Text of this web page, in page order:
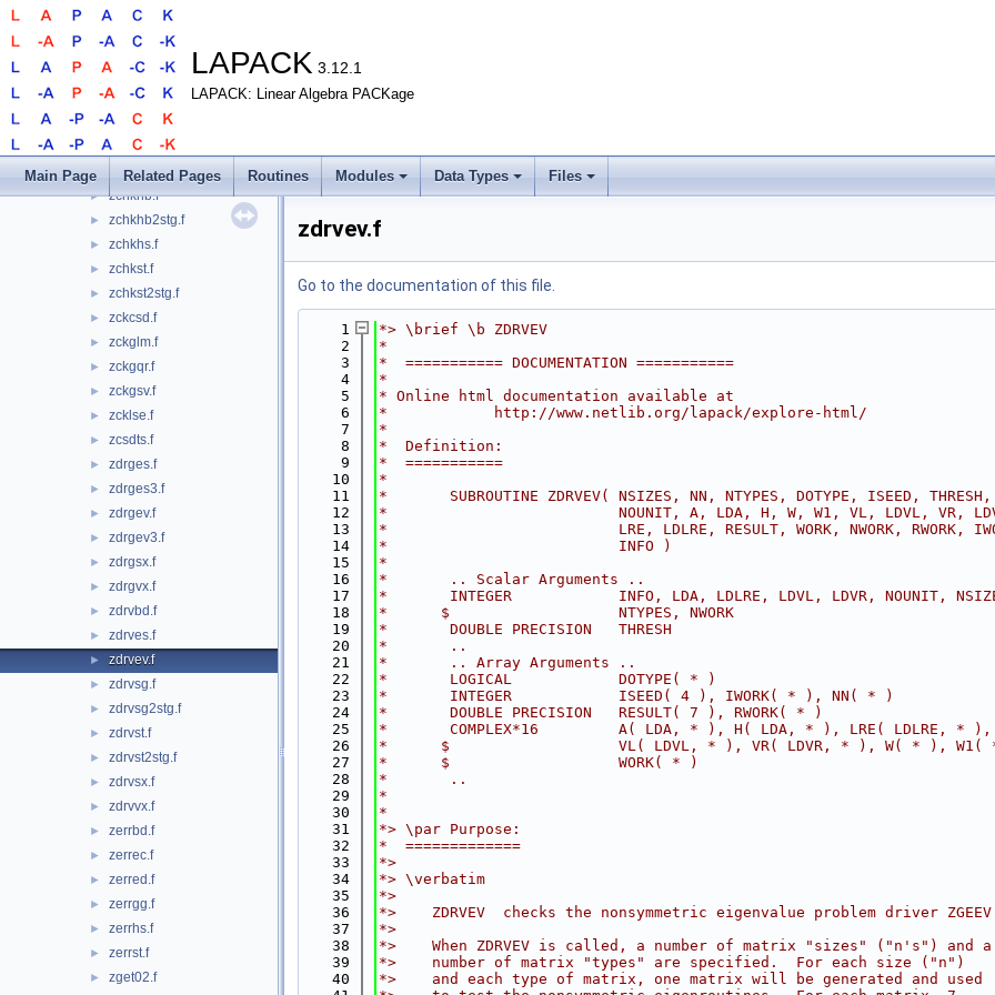
LAPACK 3.12.1
LAPACK: Linear Algebra PACKage
Main Page Related Pages Routines Modules Data Types Files
zchkbl.f
zchkdmd.f90
zchkec.f
► zchkee.F
► zchkgg.f
zchkgk.f
► zchkgl.f
► zchkhb.f
► zchkhb2stg.f
► zchkhs.f
► zchkst.f
► zchkst2stg.f
► zckcsd.f
► zckglm.f
► zckgqr.f
► zckgsv.f
► zcklse.f
► zcsdts.f
► zdrges.f
► zdrges3.f
► zdrgev.f
► zdrgev3.f
► zdrgsx.f
► zdrgvx.f
► zdrvbd.f
► zdrves.f
► zdrvev.f
► zdrvsg.f
► zdrvsg2stg.f
► zdrvst.f
► zdrvst2stg.f
► zdrvsx.f
► zdrvvx.f
► zerrbd.f
► zerrec.f
► zerred.f
► zerrgg.f
► zerrhs.f
► zerrst.f
►
zget02.f
zdrvev.f
Go to the documentation of this file.
    1
*> \brief \b ZDRVEV
    2
*
    3
*  =========== DOCUMENTATION ===========
    4
*
    5
* Online html documentation available at
    6
*            http://www.netlib.org/lapack/explore-html/
    7
*
    8
*  Definition:
    9
*  ===========
   10
*
   11
*       SUBROUTINE ZDRVEV( NSIZES, NN, NTYPES, DOTYPE, ISEED, THRESH,
   12
*                          NOUNIT, A, LDA, H, W, W1, VL, LDVL, VR,
   13
*                          LRE, LDLRE, RESULT, WORK, NWORK, RWORK,
   14
*                          INFO )
   15
*
   16
*       .. Scalar Arguments ..
   17
*       INTEGER            INFO, LDA, LDLRE, LDVL, LDVR, NOUNIT,
   18
*      $                   NTYPES, NWORK
   19
*       DOUBLE PRECISION   THRESH
   20
*       ..
   21
*       .. Array Arguments ..
   22
*       LOGICAL            DOTYPE( * )
   23
*       INTEGER            ISEED( 4 ), IWORK( * ), NN( * )
   24
*       DOUBLE PRECISION   RESULT( 7 ), RWORK( * )
   25
*       COMPLEX*16         A( LDA, * ), H( LDA, * ), LRE( LDLRE, * ),
   26
*      $                   VL( LDVL, * ), VR( LDVR, * ), W( * ), W1(
   27
*      $                   WORK( * )
   28
*       ..
   29
*
   30
*
   31
*> \par Purpose:
   32
*  =============
   33
*>
   34
*> \verbatim
   35
*>
   36
*>    ZDRVEV  checks the nonsymmetric eigenvalue problem driver
   37
*>
   38
*>    When ZDRVEV is called, a number of matrix "sizes" ("n's") and a
   39
*>    number of matrix "types" are specified.  For each size ("n")
   40
*>    and each type of matrix, one matrix will be generated and used